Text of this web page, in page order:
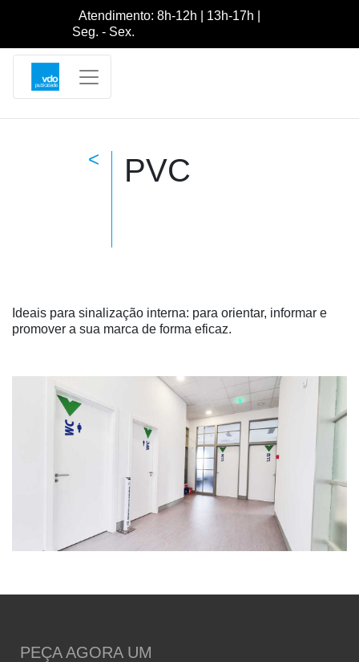
Atendimento: 8h-12h | 13h-17h |
Seg. - Sex.
< PVC
Ideais para sinalização interna: para orientar, informar e
promover a sua marca de forma eficaz.
PEÇA AGORA UM